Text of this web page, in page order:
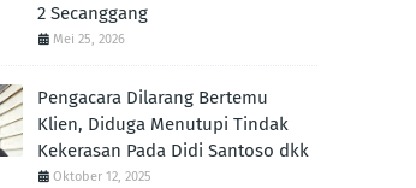
2 Secanggang
Mei 25, 2026
Pengacara Dilarang Bertemu
Klien, Diduga Menutupi Tindak
Kekerasan Pada Didi Santoso dkk
Oktober 12, 2025